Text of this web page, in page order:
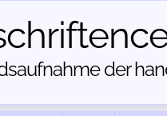
der